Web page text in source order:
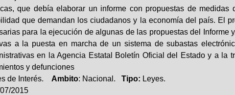
que debía elaborar un informe con propuestas de
que demandan los ciudadanos y la economía del país. El
para la ejecución de algunas de las propuestas del Informe
a la puesta en marcha de un sistema de subastas
en la Agencia Estatal Boletín Oficial del Estado y a la
y defunciones
de Interés. Ambito: Nacional. Tipo: Leyes.
2015